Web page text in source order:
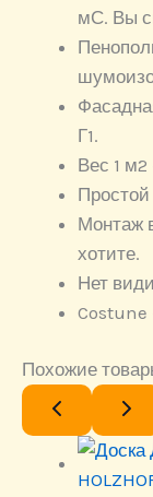
мС. Вы
Г1.
Вес 1 м2
Монтаж
хотите.
Нет
Costune
Похожие